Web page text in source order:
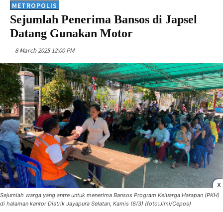
METROPOLIS
Sejumlah Penerima Bansos di Japsel
Datang Gunakan Motor
8 March 2025 12:00 PM
X
Sejumlah warga yang antre untuk menerima Bansos Program Keluarga Harapan (PKH)
di halaman kantor Distrik Jayapura Selatan, Kamis (6/3) (foto:Jimi/Cepos)